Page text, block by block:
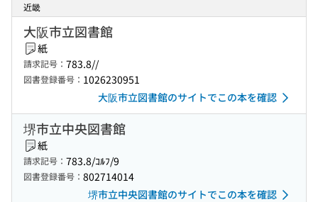
近畿
大阪市立図書館
紙
請求記号： 783.8//
図書登録番号： 1026230951
大阪市立図書館のサイトでこの本を確認
堺市立中央図書館
紙
請求記号： 783.8/ｺﾙﾌ/9
図書登録番号： 802714014
堺市立中央図書館のサイトでこの本を確認